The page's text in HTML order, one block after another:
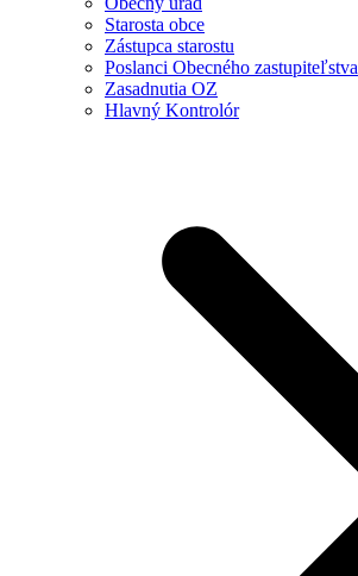
Starosta obce
Zástupca starostu
Poslanci Obecného zastupiteľstva
Zasadnutia OZ
Hlavný Kontrolór